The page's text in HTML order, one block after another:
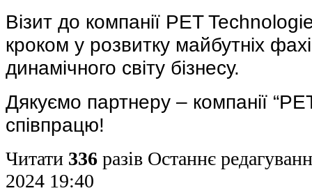
Візит до компанії PET
кроком у розвитку майбутніх
динамічного світу бізнесу.
Дякуємо партнеру – компанії
співпрацю!
Читати 336 разів Останнє
2024 19:40